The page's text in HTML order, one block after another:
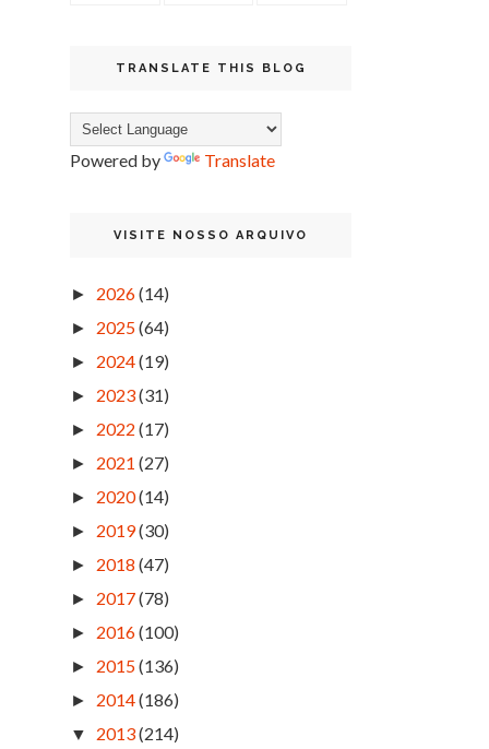
TRANSLATE THIS BLOG
Powered by Translate
VISITE NOSSO ARQUIVO
► 2026(14)
► 2025(64)
► 2024(19)
► 2023(31)
► 2022 (17)
► 2021 (27)
► 2020(14)
► 2019(30)
► 2018 (47)
► 2017(78)
► 2016(100)
► 2015(136)
► 2014(186)
▼ 2013(214)